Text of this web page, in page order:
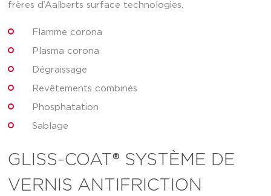
frères d’Aalberts surface technologies.
Flamme corona
Plasma corona
Dégraissage
Revêtements combinés
Phosphatation
Sablage
GLISS-COAT® SYSTÈME DE
VERNIS ANTIFRICTION